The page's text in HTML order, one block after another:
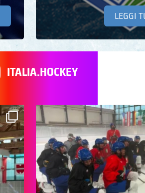
LEGGI
ITALIA.HOCKEY